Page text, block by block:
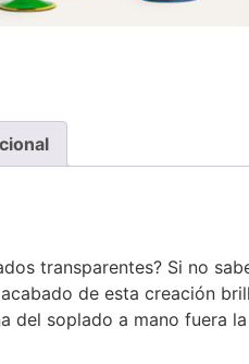
transparentes? Si no
de esta creación
del soplado a mano fuera